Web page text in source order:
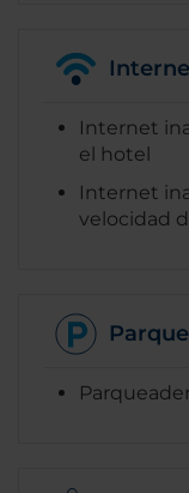
Internet
el hotel
Internet
velocidad